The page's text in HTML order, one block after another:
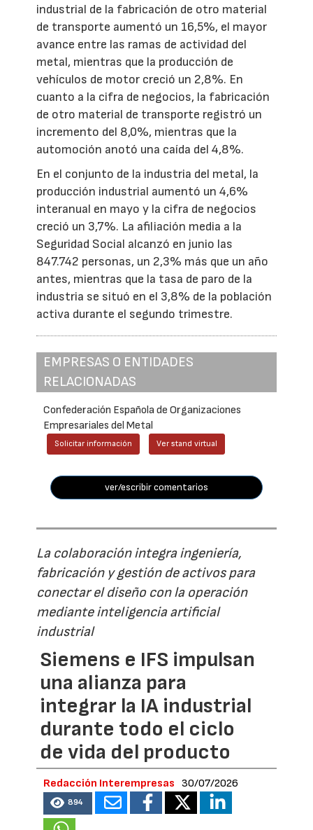
industrial de la fabricación de otro material
de transporte aumentó un 16,5%, el mayor
avance entre las ramas de actividad del
metal, mientras que la producción de
vehículos de motor creció un 2,8%. En
cuanto a la cifra de negocios, la fabricación
de otro material de transporte registró un
incremento del 8,0%, mientras que la
automoción anotó una caída del 4,8%.
En el conjunto de la industria del metal, la
producción industrial aumentó un 4,6%
interanual en mayo y la cifra de negocios
creció un 3,7%. La afiliación media a la
Seguridad Social alcanzó en junio las
847.742 personas, un 2,3% más que un año
antes, mientras que la tasa de paro de la
industria se situó en el 3,8% de la población
activa durante el segundo trimestre.
EMPRESAS O ENTIDADES
RELACIONADAS
Confederación Española de Organizaciones
Empresariales del Metal
Solicitar información Ver stand virtual
ver/escribir comentarios
La colaboración integra ingeniería,
fabricación y gestión de activos para
conectar el diseño con la operación
mediante inteligencia artificial
industrial
Siemens e IFS impulsan
una alianza para
integrar la IA industrial
durante todo el ciclo
de vida del producto
Redacción Interempresas 30/07/2026
894